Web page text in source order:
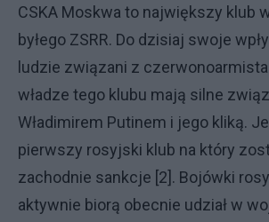
CSKA Moskwa to największy klub
byłego ZSRR. Do dzisiaj swoje
ludzie związani z
władze tego klubu mają silne
Władimirem Putinem i jego kliką.
pierwszy rosyjski klub na który
zachodnie sankcje [2]. Bojówki
aktywnie biorą obecnie udział w